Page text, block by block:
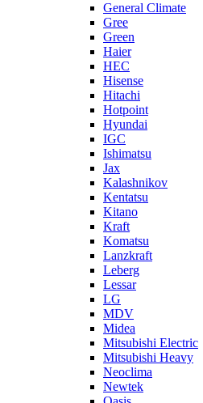
General Climate
Gree
Green
Haier
HEC
Hisense
Hitachi
Hotpoint
Hyundai
IGC
Ishimatsu
Jax
Kalashnikov
Kentatsu
Kitano
Kraft
Komatsu
Lanzkraft
Leberg
Lessar
LG
MDV
Midea
Mitsubishi Electric
Mitsubishi Heavy
Neoclima
Newtek